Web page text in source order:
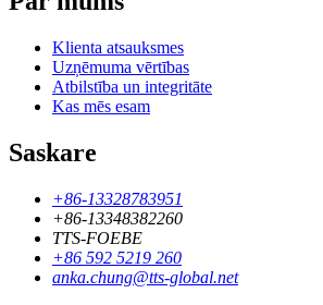
Klienta atsauksmes
Uzņēmuma vērtības
Atbilstība un integritāte
Kas mēs esam
Saskare
+86-13328783951
+86-13348382260
TTS-FOEBE
+86 592 5219 260
anka.chung@tts-global.net